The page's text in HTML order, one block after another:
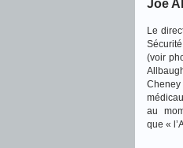
Joe
Le
(voir
au
que «